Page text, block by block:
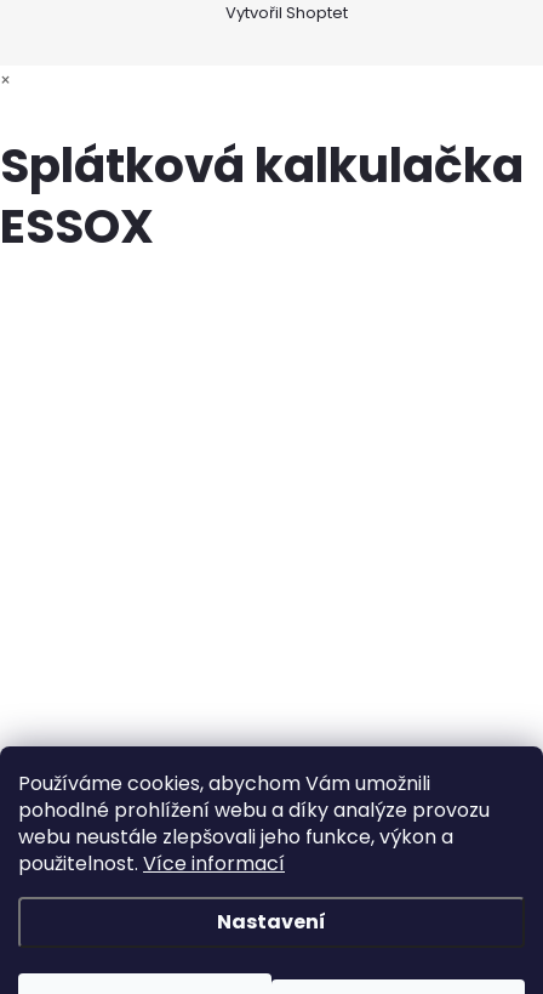
Používáme cookies, abychom Vám umožnili
pohodlné prohlížení webu a díky analýze provozu
webu neustále zlepšovali jeho funkce, výkon a
použitelnost. Více informací
Nastavení
Vytvořil Shoptet
×
Splátková kalkulačka
ESSOX